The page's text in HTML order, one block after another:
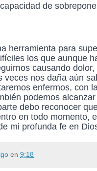
de
herramienta para
los que aunque
causando dolor,
veces nos daña aún
enfermos, con
podemos alcanzar
debo reconocer
en todo momento,
mi profunda fe en
en 9:18